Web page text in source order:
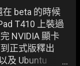
在 beta 的時候
T410 上裝過
NVIDIA 顯卡
正式版釋出
及 Ubuntu